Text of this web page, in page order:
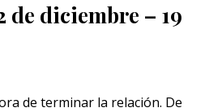
de diciembre – 19
de terminar la relación. De